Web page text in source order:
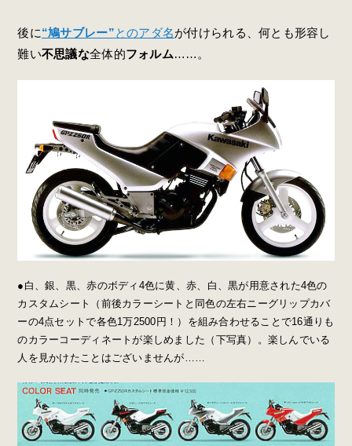
後に“鳩サブレー”とのアダ名が付けられる、何とも形容し
難い不思議な全体的フォルム……。
●白、銀、黒、赤のボディ4色に黄、赤、白、黒が用意された4色の
カスタムシート（前後カラーシートと同色の左右ニーグリップカバ
ーの4点セットで各色1万2500円！）を組み合わせることで16通りも
のカラーコーディネートが楽しめました（下写真）。楽しんでいる
人を見かけたことはございませんが……